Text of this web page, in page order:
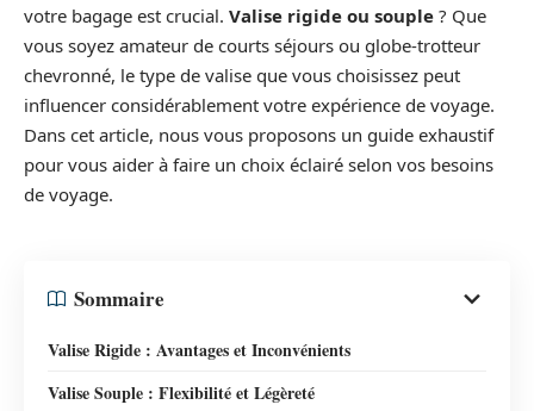
votre bagage est crucial. Valise rigide ou souple ? Que
vous soyez amateur de courts séjours ou globe-trotteur
chevronné, le type de valise que vous choisissez peut
influencer considérablement votre expérience de voyage.
Dans cet article, nous vous proposons un guide exhaustif
pour vous aider à faire un choix éclairé selon vos besoins
de voyage.
Sommaire
Valise Rigide : Avantages et Inconvénients
Valise Souple : Flexibilité et Légèreté